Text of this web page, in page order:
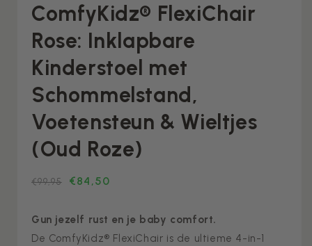
ComfyKidz® FlexiChair
Rose: Inklapbare
Kinderstoel met
Schommelstand,
Voetensteun & Wieltjes
(Oud Roze)
€84,50
€99,95
Gun jezelf rust en je baby comfort.
De ComfyKidz® FlexiChair is de ultieme 4-in-1